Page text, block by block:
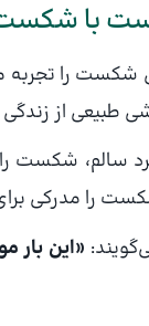
با
شکست را
طبیعی از
سالم، شکست
را مدرکی
«این بار